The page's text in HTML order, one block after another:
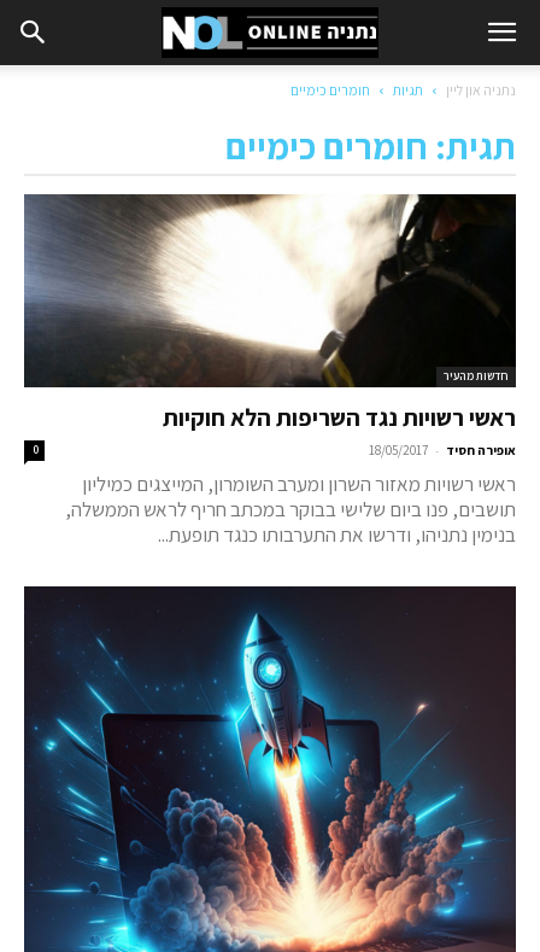
נתניה און ליין תגיות חומרים כימיים
תגית: חומרים כימיים
חדשות מהעיר
ראשי רשויות נגד השריפות הלא חוקיות
אופירה חסיד -
18/05/2017
0
ראשי רשויות מאזור השרון ומערב השומרון, המייצגים כמיליון
תושבים, פנו ביום שלישי בבוקר במכתב חריף לראש הממשלה,
בנימין נתניהו, ודרשו את התערבותו כנגד תופעת...